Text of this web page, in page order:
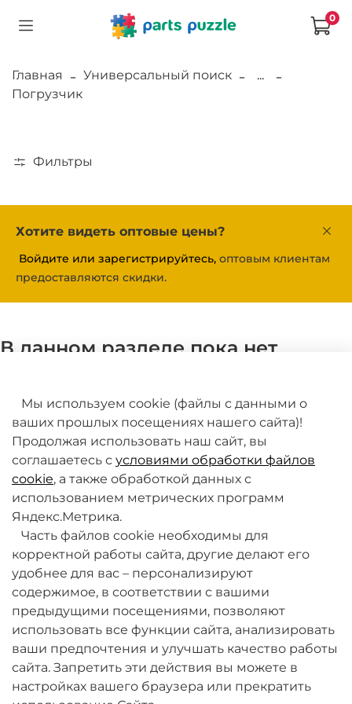
0
Главная Универсальный поиск
...
Погрузчик
Фильтры
Хотите видеть оптовые цены?
Войдите или зарегистрируйтесь, оптовым клиентам
предоставляются скидки.
В данном разделе пока нет
О компании
Товары и услуги
+7 (495) 789-38-95
09:00 - 18:00 (будни, по МСК)
Мы используем cookie (файлы с данными о
ваших прошлых посещениях нашего сайта)!
Продолжая использовать наш сайт, вы
соглашаетесь с условиями обработки файлов
cookie, а также обработкой данных с
использованием метрических программ
Яндекс.Метрика.
Часть файлов cookie необходимы для
корректной работы сайта, другие делают его
удобнее для вас – персонализируют
содержимое, в соответствии с вашими
предыдущими посещениями, позволяют
использовать все функции сайта, анализировать
ваши предпочтения и улучшать качество работы
сайта. Запретить эти действия вы можете в
настройках вашего браузера или прекратить